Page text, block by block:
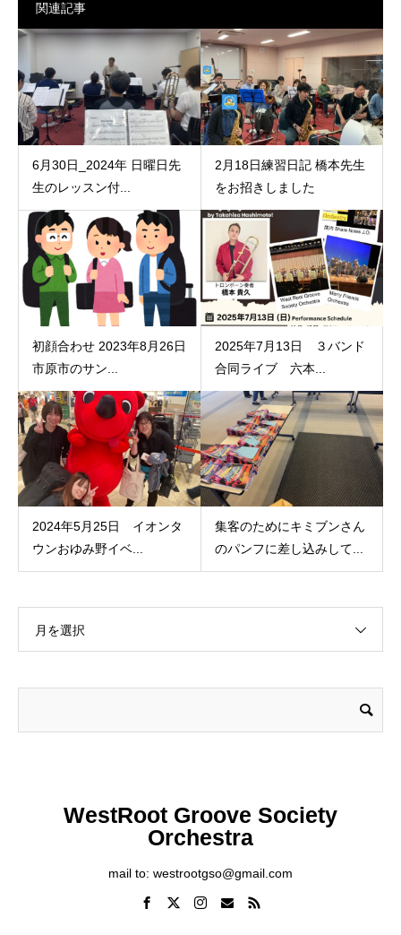
関連記事
6月30日_2024年 日曜日先
生のレッスン付...
2月18日練習日記 橋本先生
をお招きしました
初顔合わせ 2023年8月26日
市原市のサン...
2025年7月13日 ３バンド
合同ライブ 六本...
2024年5月25日 イオンタ
ウンおゆみ野イベ...
集客のためにキミブンさん
のパンフに差し込みして...
月を選択
WestRoot Groove Society
Orchestra
mail to: westrootgso@gmail.com